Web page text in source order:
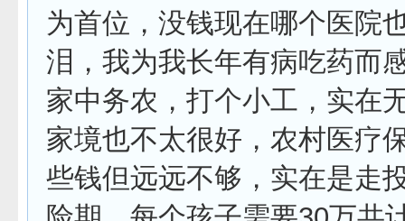
为首位，没钱现在哪个医院
泪，我为我长年有病吃药而
家中务农，打个小工，实在
家境也不太很好，农村医疗
些钱但远远不够，实在是走